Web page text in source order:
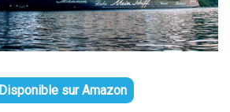
Disponible sur Amazon